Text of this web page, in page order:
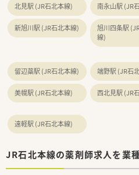
〈企業紹介〉
■全国に400店舗以上展開す
地域密着型店舗の割合が
人生に寄り添う地域に根付い
■ご主人の転勤などがあって
相談も可能です！
全国展開の薬局だからこそ！
北見駅 (JR石北本線) 南永山駅 (JR
新旭川駅 (JR石北本線)
旭川四条駅
線)
留辺蘂駅 (JR石北本線) 端野駅 (JR石
美幌駅 (JR石北本線) 西北見駅 (JR
遠軽駅 (JR石北本線)
JR石北本線の薬剤師求人を業